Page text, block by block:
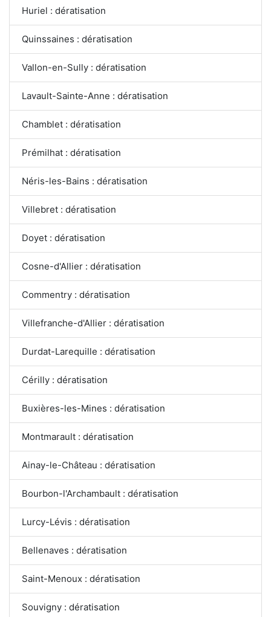
Huriel : dératisation
Quinssaines : dératisation
Vallon-en-Sully : dératisation
Lavault-Sainte-Anne : dératisation
Chamblet : dératisation
Prémilhat : dératisation
Néris-les-Bains : dératisation
Villebret : dératisation
Doyet : dératisation
Cosne-d'Allier : dératisation
Commentry : dératisation
Villefranche-d'Allier : dératisation
Durdat-Larequille : dératisation
Cérilly : dératisation
Buxières-les-Mines : dératisation
Montmarault : dératisation
Ainay-le-Château : dératisation
Bourbon-l'Archambault : dératisation
Lurcy-Lévis : dératisation
Bellenaves : dératisation
Saint-Menoux : dératisation
Souvigny : dératisation